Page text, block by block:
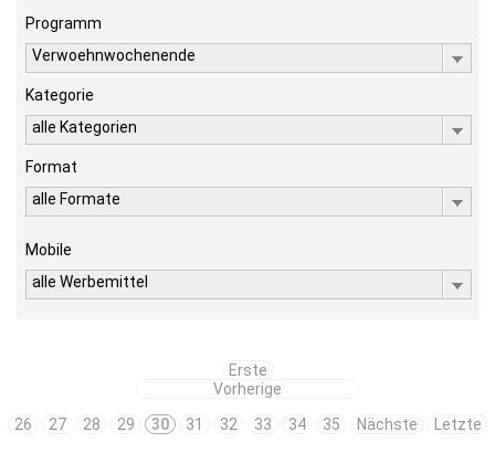
Programm
Verwoehnwochenende
Kategorie
alle Kategorien
Format
alle Formate
Mobile
alle Werbemittel
Erste
Vorherige
26
27 28 29 30 31 32 33 34 35 Nächste Letzte